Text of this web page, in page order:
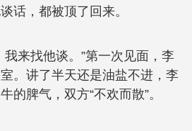
话，都被顶了回来。
我来找他谈。”第一次见面，李
。讲了半天还是油盐不进，李
的脾气，双方“不欢而散”。